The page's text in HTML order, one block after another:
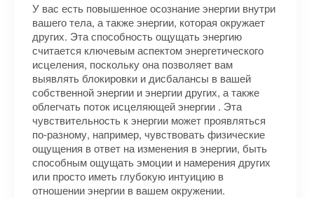
У вас есть повышенное осознание энергии внутри
вашего тела, а также энергии, которая окружает
других. Эта способность ощущать энергию
считается ключевым аспектом энергетического
исцеления, поскольку она позволяет вам
выявлять блокировки и дисбалансы в вашей
собственной энергии и энергии других, а также
облегчать поток исцеляющей энергии . Эта
чувствительность к энергии может проявляться
по-разному, например, чувствовать физические
ощущения в ответ на изменения в энергии, быть
способным ощущать эмоции и намерения других
или просто иметь глубокую интуицию в
отношении энергии в вашем окружении.